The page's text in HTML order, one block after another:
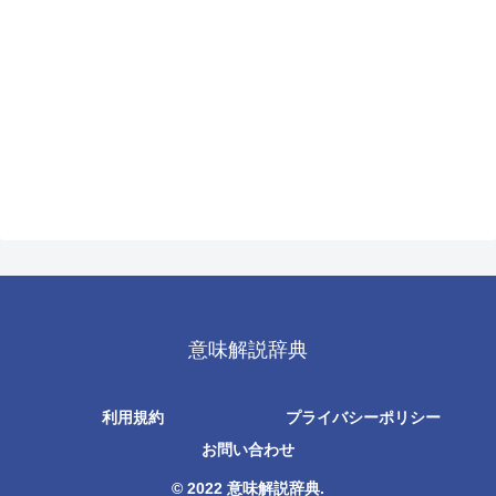
意味解説辞典
利用規約
プライバシーポリシー
お問い合わせ
© 2022 意味解説辞典.